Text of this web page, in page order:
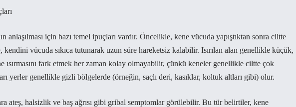
anlaşılması için bazı temel ipuçları vardır. Öncelikle, kene vücuda yapıştıktan sonra ciltte
vücuda sıkıca tutunarak uzun süre hareketsiz kalabilir. Isırılan alan genellikle küçük,
fark etmek her zaman kolay olmayabilir, çünkü keneler genellikle ciltte çok
yerler genellikle gizli bölgelerde (örneğin, saçlı deri, kasıklar, koltuk altları gibi) olur.
ateş, halsizlik ve baş ağrısı gibi gribal semptomlar görülebilir. Bu tür belirtiler, kene